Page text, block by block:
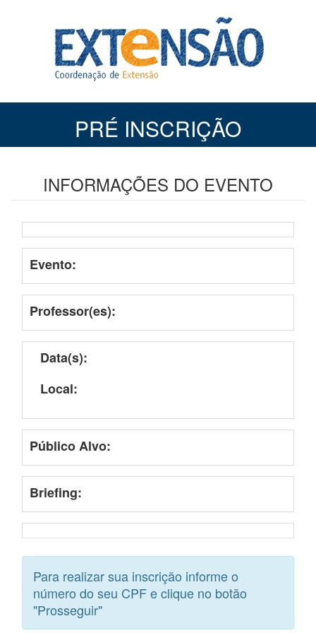
PRÉ INSCRIÇÃO
INFORMAÇÕES DO EVENTO
Evento:
Professor(es):
Data(s):
Local:
Público Alvo:
Briefing:
Para realizar sua inscrição informe o
número do seu CPF e clique no botão
"Prosseguir"